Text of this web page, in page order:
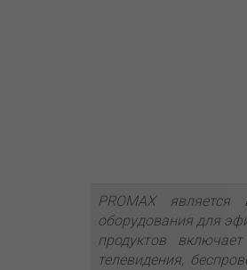
PROMAX
оборудования для
продуктов
телевидения,